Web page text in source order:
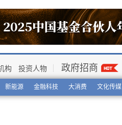
新能源 金融科技 大消费 文化传媒
构 投资人物 政府招商